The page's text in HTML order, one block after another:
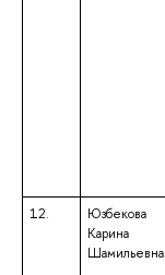
12.
Юзбекова
Карина
Шамильевна